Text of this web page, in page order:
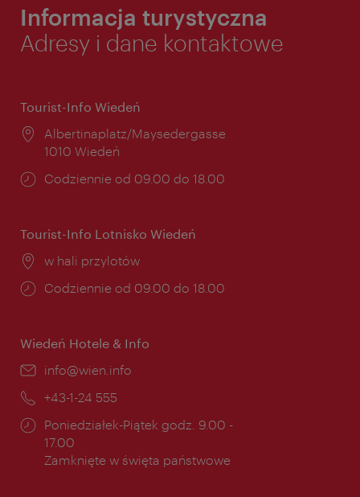
Informacja turystyczna
Adresy i dane kontaktowe
Tourist-Info Wiedeń
Miejsce:
Albertinaplatz/Maysedergasse
1010 Wiedeń
Godziny
Codziennie od 09.00 do 18.00
Tourist-Info Lotnisko Wiedeń
Miejsce:
w hali przylotów
Godziny
Codziennie od 09.00 do 18.00
Wiedeń Hotele & Info
E-
info@wien.info
Telefon:
+43-1-24 555
Godziny
otwarcia:
Poniedziałek-Piątek godz. 9.00 -
17.00
Zamknięte w święta państwowe